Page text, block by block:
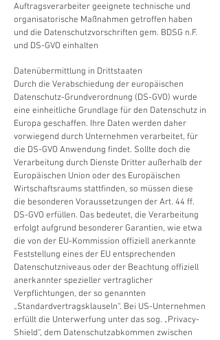
Auftragsverarbeiter geeignete technische und
organisatorische Maßnahmen getroffen haben
und die Datenschutzvorschriften gem. BDSG n.F.
und DS-GVO einhalten
Datenübermittlung in Drittstaaten
Durch die Verabschiedung der europäischen
Datenschutz-Grundverordnung (DS-GVO) wurde
eine einheitliche Grundlage für den Datenschutz in
Europa geschaffen. Ihre Daten werden daher
vorwiegend durch Unternehmen verarbeitet, für
die DS-GVO Anwendung findet. Sollte doch die
Verarbeitung durch Dienste Dritter außerhalb der
Europäischen Union oder des Europäischen
Wirtschaftsraums stattfinden, so müssen diese
die besonderen Voraussetzungen der Art. 44 ff.
DS-GVO erfüllen. Das bedeutet, die Verarbeitung
erfolgt aufgrund besonderer Garantien, wie etwa
die von der EU-Kommission offiziell anerkannte
Feststellung eines der EU entsprechenden
Datenschutzniveaus oder der Beachtung offiziell
anerkannter spezieller vertraglicher
Verpflichtungen, der so genannten
„Standardvertragsklauseln“. Bei US-Unternehmen
erfüllt die Unterwerfung unter das sog. „Privacy-
Shield“, dem Datenschutzabkommen zwischen